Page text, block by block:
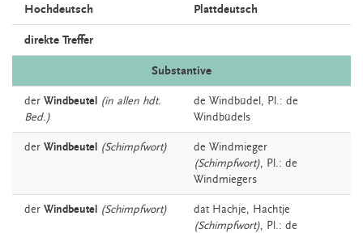
Hochdeutsch Plattdeutsch
direkte Treffer
Substantive
der Windbeutel (in allen hdt.
Bed.)
de Windbüdel , Pl.: de
Windbüdels
der Windbeutel (Schimpfwort) de Windmieger
(Schimpfwort), Pl.: de
Windmiegers
der Windbeutel (Schimpfwort) dat Hachje, Hachtje
(Schimpfwort), Pl.: de